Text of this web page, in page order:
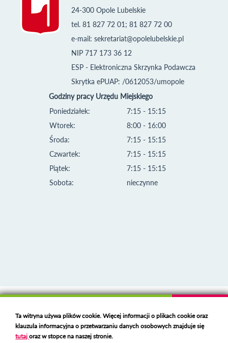
24-300 Opole Lubelskie
tel. 81 827 72 01; 81 827 72 00
e-mail: sekretariat@opolelubelskie.pl
NIP 717 173 36 12
ESP - Elektroniczna Skrzynka Podawcza
Skrytka ePUAP: /0612053/umopole
Godziny pracy Urzędu Miejskiego
Poniedziałek:
Wtorek:
Środa:
Czwartek:
Piątek:
Sobota:
7:15 - 15:15
8:00 - 16:00
7:15 - 15:15
7:15 - 15:15
7:15 - 15:15
nieczynne
Deklaracja dostępności
Polski serwer RBLhttps://polspam.pl/
Ta witryna używa plików cookie. Więcej informacji o plikach cookie oraz
klauzula informacyjna o przetwarzaniu danych osobowych znajduje się
tutajoraz w stopce na naszej stronie.